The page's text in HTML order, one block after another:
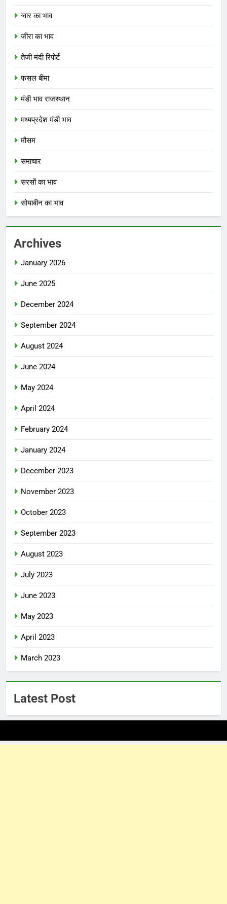
ग्वार का भाव
जीरा का भाव
तेजी मंदी रिपोर्ट
फसल बीमा
मंडी भाव राजस्थान
मध्यप्रदेश मंडी भाव
मौसम
समाचार
सरसों का भाव
सोयाबीन का भाव
Archives
January 2026
June 2025
December 2024
September 2024
August 2024
June 2024
May 2024
April 2024
February 2024
January 2024
December 2023
November 2023
October 2023
September 2023
August 2023
July 2023
June 2023
May 2023
April 2023
March 2023
Latest Post